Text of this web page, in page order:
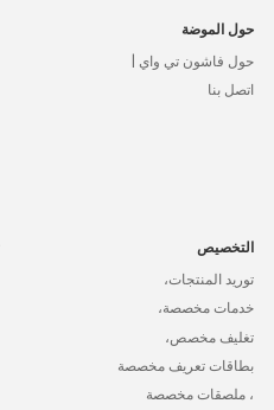
حول الموضة
حول فاشون تي واي |
اتصل بنا
التخصيص
توريد المنتجات،
خدمات مخصصة،
تغليف مخصص،
بطاقات تعريف مخصصة
، ملصقات مخصصة